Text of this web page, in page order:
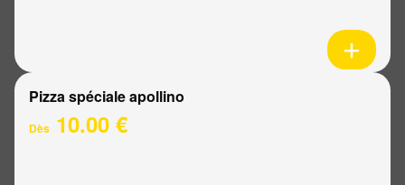
Pizza spéciale apollino
Dès 10.00 €